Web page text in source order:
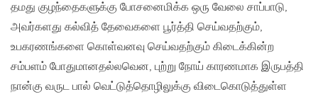
தமது குழந்தைகளுக்கு போசனைமிக்க ஒரு வேலை சாப்பாடு,
அவர்களது கல்வித் தேவைகளை பூர்த்தி செய்வதற்கும்,
உபகரணங்களை கொள்வனவு செய்வதற்கும் கிடைக்கின்ற
சம்பளம் போதுமானதல்லவென, புற்று நோய் காரணமாக இருபத்தி
நான்கு வருட பால் வெட்டுத்தொழிலுக்கு விடைகொடுத்துள்ள